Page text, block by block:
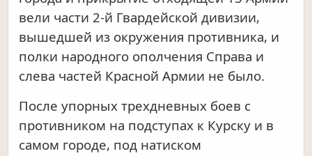
вели части 2-й Гвардейской дивизии,
вышедшей из окружения противника, и
полки народного ополчения Справа и
слева частей Красной Армии не было.
После упорных трехдневных боев с
противником на подступах к Курску и в
самом городе, под натиском